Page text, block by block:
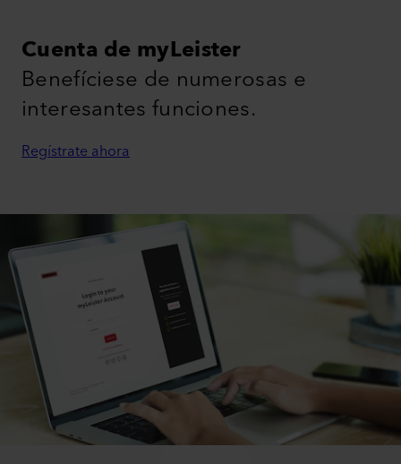
Cuenta de myLeister
Benefíciese de numerosas e
interesantes funciones.
Regístrate ahora